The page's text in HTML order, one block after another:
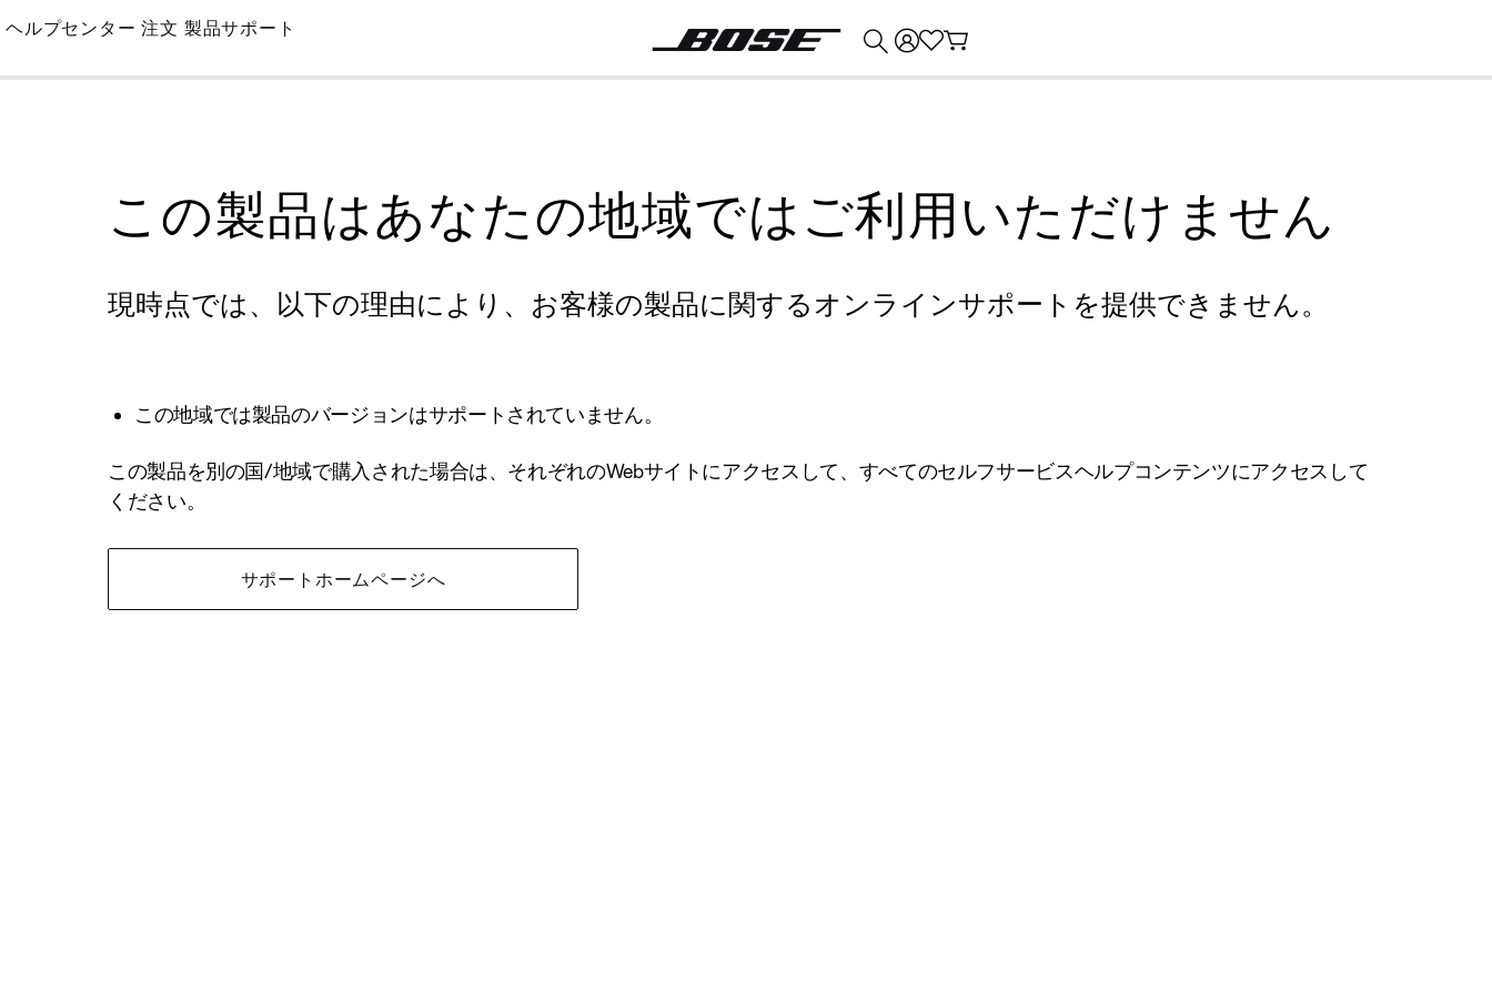
Skip
Main
ヘルプセンター 注文 製品サポート
この製品はあなたの地域ではご利用いただけません
現時点では、以下の理由により、お客様の製品に関するオンラインサポートを提供できません。
この地域では製品のバージョンはサポートされていません。
この製品を別の国/地域で購入された場合は、それぞれのWebサイトにアクセスして、すべてのセルフサービスヘルプコンテンツにアクセスして
ください。
サポートホームページへ